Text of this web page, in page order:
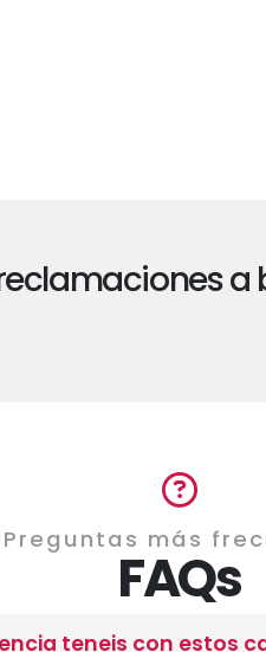
a
Preguntas más
FAQs
teneis con estos